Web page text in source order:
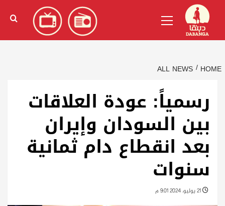
content
الإنجليزية)
Menu
HOME
ALL NEWS
رسمياً: عودة العلاقات
بين السودان وإيران
بعد انقطاع دام ثمانية
سنوات